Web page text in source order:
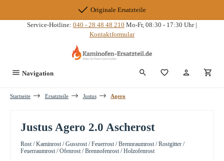
Originale Ersatzteile
Service-Hotline: 040 - 28 48 48 210 Mo-Fr, 08:30 - 17:30 Uhr |
Kontaktformular
Navigation Du hast 0
Startseite Ersatzteile Justus Agero
Justus Agero 2.0 Ascherost
Rost / Kaminrost / Gussrost / Feuerrost / Brennraumrost / Rostgitter /
Feuerraumrost / Ofenrost / Brennofenrost / Holzofenrost